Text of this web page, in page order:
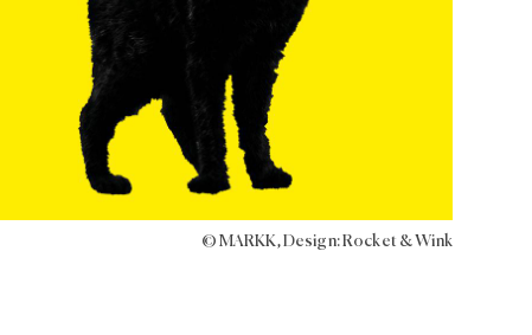
© MARKK, Design: Rocket & Wink